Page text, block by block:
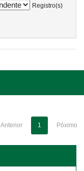
Registro(s)
Anterior 1 Póximo